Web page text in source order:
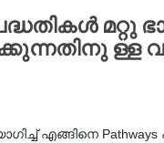
പദ്ധതികൾ മറ്റു
ള്ള
എങ്ങിനെ